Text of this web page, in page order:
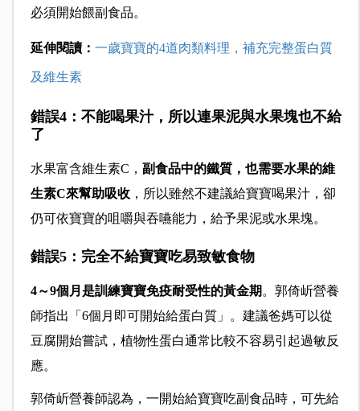
必須開始餵副食品。
延伸閱讀： 一歲寶寶的4道肉類料理，補充完整蛋白質
及維生素
錯誤4：不能喝果汁，所以連果泥與水果塊也不給
了
水果富含維生素C， 副食品中的鐵質，也需要水果的維
生素C來幫助吸收，所以雖然不建議給寶寶喝果汁，卻
仍可依寶寶的咀嚼與吞嚥能力，給予果泥或水果塊。
錯誤5：完全不給寶寶吃易致敏食物
4～9個月是訓練寶寶免疫耐受性的黃金期 。郭倚岓營養
師指出「6個月即可開始給蛋白質」。建議爸媽可以從
豆腐開始嘗試，植物性蛋白通常比較不容易引起過敏反
應。
郭倚岓營養師認為，一開始給寶寶吃副食品時，可先給